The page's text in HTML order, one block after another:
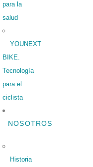
para la
salud
YOUNEXT
BIKE.
Tecnología
para el
ciclista
NOSOTROS
Historia